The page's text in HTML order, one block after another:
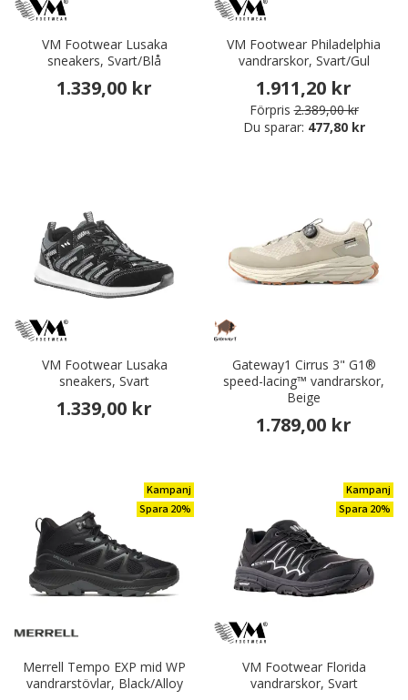
VM Footwear Lusaka
sneakers, Svart/Blå
1.339,00 kr
VM Footwear Philadelphia
vandrarskor, Svart/Gul
1.911,20 kr
Förpris 2.389,00 kr
Du sparar: 477,80 kr
VM Footwear Lusaka
sneakers, Svart
1.339,00 kr
Gateway1 Cirrus 3" G1®
speed-lacing™ vandrarskor,
Beige
1.789,00 kr
Kampanj
Spara 20%
Merrell Tempo EXP mid WP
vandrarstövlar, Black/Alloy
Kampanj
Spara 20%
VM Footwear Florida
vandrarskor, Svart